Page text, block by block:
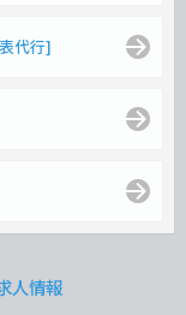
代行]
人情報